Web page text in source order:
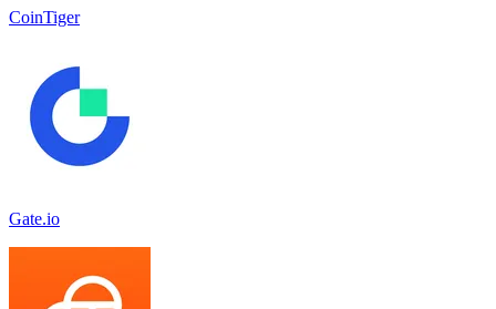
CoinTiger
Gate.io